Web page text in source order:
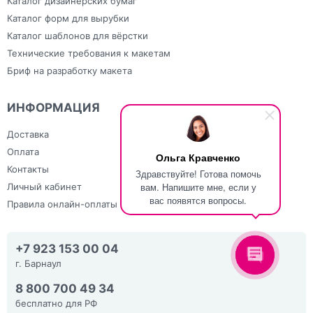
Ольга Кравченко
Здравствуйте! Готова помочь
вам. Напишите мне, если у
вас появятся вопросы.
Каталог форм для вырубки
Каталог шаблонов для вёрстки
Технические требования к макетам
Бриф на разработку макета
ИНФОРМАЦИЯ
Доставка
Оплата
Контакты
Личный кабинет
Правила онлайн-оплаты
+7 923 153 00 04
г. Барнаул
8 800 700 49 34
бесплатно для РФ